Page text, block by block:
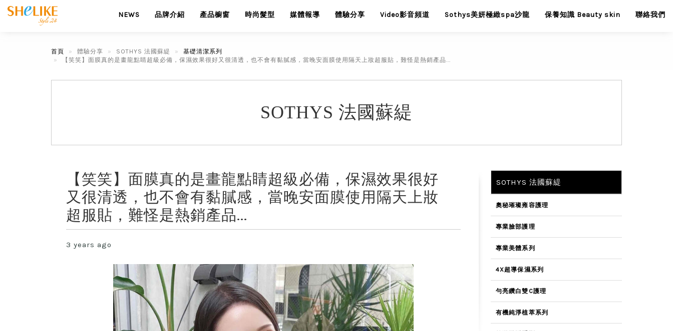
NEWS 品牌介紹 產品櫥窗 時尚髮型 媒體報導 體驗分享 Video影音頻道 Sothys美妍極緻spa沙龍 保養知識 Beauty skin 聯絡我們
首頁 體驗分享 SOTHYS 法國蘇緹
基礎清潔系列
【笑笑】面膜真的是畫龍點睛超級必備，保濕效果很好又很清透，也不會有黏膩感，當晚安面膜使用隔天上妝超服貼，難怪是熱銷產品...
SOTHYS 法國蘇緹
【笑笑】面膜真的是畫龍點睛超級必備，保濕效果很好
又很清透，也不會有黏膩感，當晚安面膜使用隔天上妝
超服貼，難怪是熱銷產品...
3 years ago
SOTHYS 法國蘇緹
奧秘璀璨雍容護理
專業臉部護理
專業美體系列
4X超導保濕系列
勻亮鑽白雙C護理
有機純淨植萃系列